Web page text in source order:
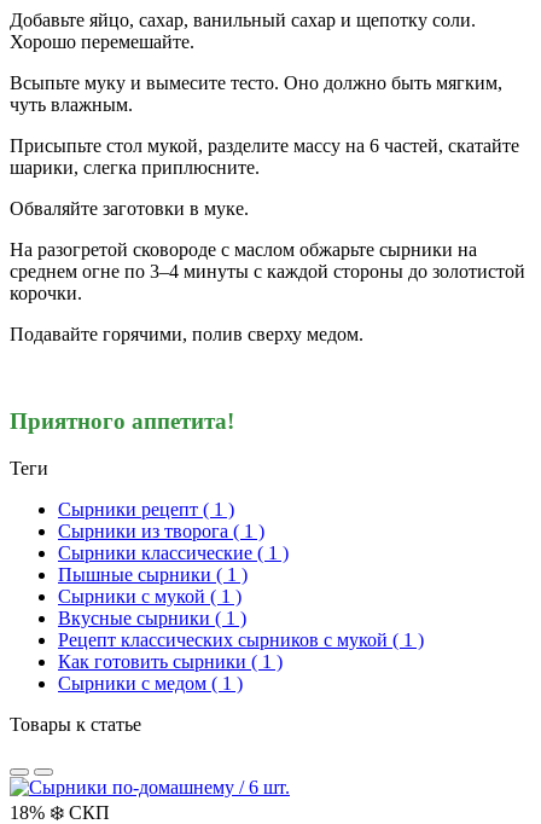
Добавьте яйцо, сахар, ванильный сахар и щепотку соли.
Хорошо перемешайте.
Всыпьте муку и вымесите тесто. Оно должно быть мягким,
чуть влажным.
Присыпьте стол мукой, разделите массу на 6 частей, скатайте
шарики, слегка приплюсните.
Обваляйте заготовки в муке.
На разогретой сковороде с маслом обжарьте сырники на
среднем огне по 3–4 минуты с каждой стороны до золотистой
корочки.
Подавайте горячими, полив сверху медом.
Приятного аппетита!
Теги
Сырники рецепт ( 1 )
Сырники из творога ( 1 )
Сырники классические ( 1 )
Пышные сырники ( 1 )
Сырники с мукой ( 1 )
Вкусные сырники ( 1 )
Рецепт классических сырников с мукой ( 1 )
Как готовить сырники ( 1 )
Сырники с медом ( 1 )
Товары к статье
18% ❄️ СКП